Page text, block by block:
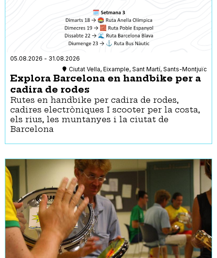
05.08.2026 - 31.08.2026
Ciutat Vella, Eixample, Sant Martí, Sants-Montjuïc
Explora Barcelona en handbike per a
cadira de rodes
Rutes en handbike per cadira de rodes,
cadires electròniques I scooter per la costa,
els rius, les muntanyes i la ciutat de
Barcelona